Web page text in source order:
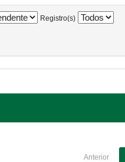
Registro(s)
Anterior